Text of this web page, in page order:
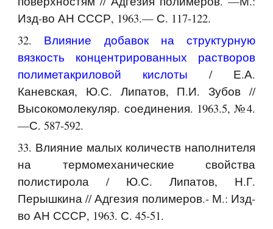
Изд-во АН СССР, 1963.— С. 117-122.
32. Влияние добавок на структурную
вязкость концентрированных растворов
полиметакриловой кислоты / Е.А.
Каневская, Ю.С. Липатов, П.И. Зубов //
Высокомолекуляр. соединения. 1963.5, №4.
—С. 587-592.
33. Влияние малых количеств наполнителя
на термомеханические свойства
полистирола / Ю.С. Липатов, Н.Г.
Перышкина // Адгезия полимеров.- М.: Изд-
во АН СССР, 1963. С. 45-51.